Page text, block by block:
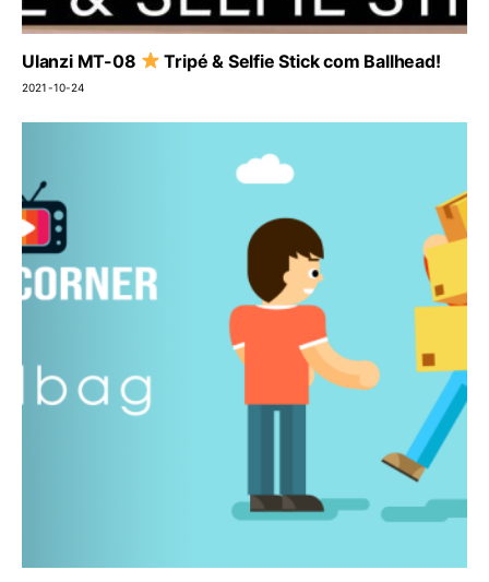
Ulanzi MT-08 Tripé & Selfie Stick com Ballhead!
2021-10-24